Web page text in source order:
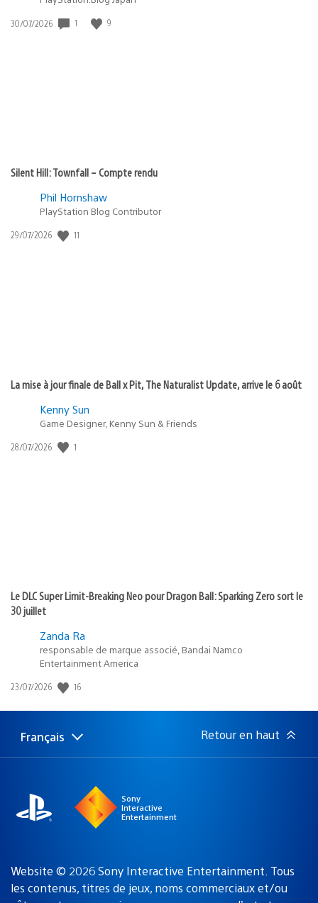
Date
30/07/2026 1 9
Silent Hill: Townfall – Compte rendu
Phil Hornshaw
PlayStation Blog Contributor
Date
29/07/2026 11
La mise à jour finale de Ball x Pit, The Naturalist Update, arrive le 6 août
Kenny Sun
Game Designer, Kenny Sun & Friends
Date
28/07/2026 1
Le DLC Super Limit-Breaking Neo pour Dragon Ball: Sparking Zero sort le
30 juillet
Zanda Ra
responsable de marque associé, Bandai Namco
Entertainment America
Date
publication
23/07/2026 16
Choisir
Région
Français Retour en haut
Sony
Interactive
Entertainment
Website © 2026 Sony Interactive Entertainment. Tous
les contenus, titres de jeux, noms commerciaux et/ou